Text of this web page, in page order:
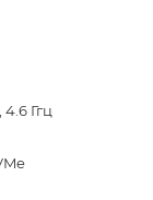
4.6 Ггц